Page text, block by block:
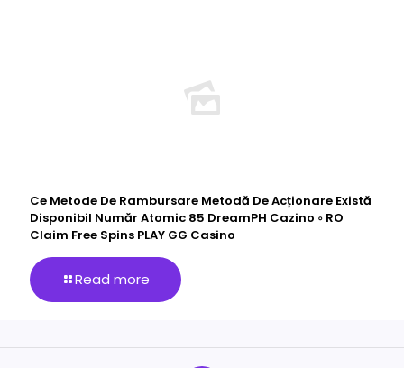
Ce Metode De Rambursare Metodă De Acționare Există
Disponibil Număr Atomic 85 DreamPH Cazino ◦ RO
Claim Free Spins PLAY GG Casino
Read more